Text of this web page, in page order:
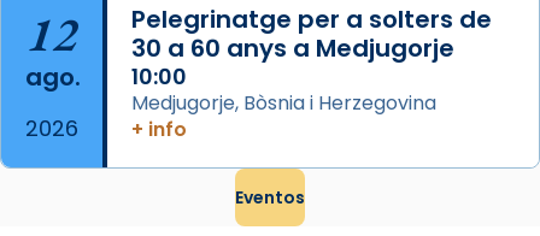
12
ago.
2026
Pelegrinatge per a solters de
30 a 60 anys a Medjugorje
10:00
Medjugorje, Bòsnia i Herzegovina
+ info
Eventos